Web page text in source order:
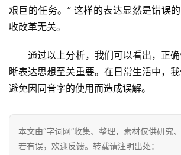
艰巨的任务。” 这样的表达显然是错误
收改革无关。
通过以上分析，我们可以看出，正确
晰表达思想至关重要。在日常生活中，我
避免因同音字的使用而造成误解。
本文由“字词网”收集、整理，素材仅供研究
若有误，欢迎反馈。转载请注明出处：